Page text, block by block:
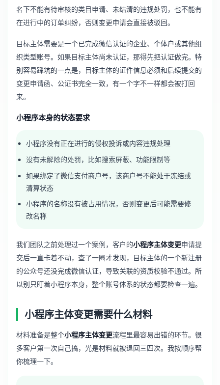
名下不能有待审核的类目申请、未结清的违规处罚，也不能有
在进行中的订单纠纷，否则变更申请会直接被驳回。
目标主体需要是一个已完成微信认证的企业、个体户或其他组
织类型账号。如果目标主体尚未认证，那得先把认证做完。特
别容易踩坑的一点是，目标主体的证件信息必须和后续提交的
变更申请函、公证书完全一致，有一个字不一样都会被打回
来。
小程序本身的状态要求
小程序没有正在进行的侵权投诉或内容违规处理
没有未解除的处罚，比如搜索屏蔽、功能限制等
如果绑定了微信支付商户号，该商户号不能处于冻结或
清算状态
小程序的名称没有被占用情况，否则变更后可能需要修
改名称
我们团队之前处理过一个案例，客户的小程序主体变更申请提
交后一直卡着不动，查了一圈才发现，目标主体的一个新注册
的公众号还没完成微信认证，导致关联的资质校验不通过。所
以别只盯着小程序本身，整个账号体系的状态都要检查一遍。
小程序主体变更需要什么材料
材料准备是整个小程序主体变更流程里最容易出错的环节。很
多客户第一次自己搞，光是材料就被退回三四次。我按顺序帮
你梳理一下。